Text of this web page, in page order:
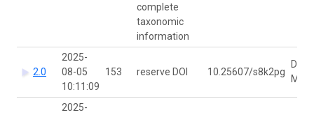
complete
taxonomic
information
2.0
2025-
08-05
10:11:09
153 reserve DOI 10.25607/s8k2pg
2025-